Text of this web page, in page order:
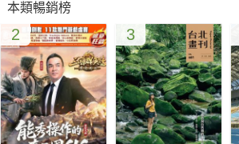
本類暢銷榜
2 3